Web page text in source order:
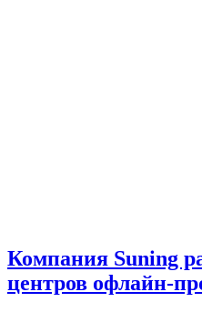
Компания Suning
центров офлайн-